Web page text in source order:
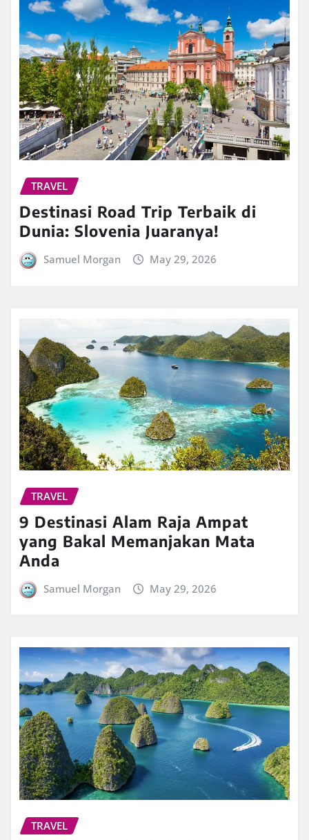
TRAVEL
Destinasi Road Trip Terbaik di
Dunia: Slovenia Juaranya!
Samuel Morgan May 29, 2026
TRAVEL
9 Destinasi Alam Raja Ampat
yang Bakal Memanjakan Mata
Anda
Samuel Morgan May 29, 2026
TRAVEL